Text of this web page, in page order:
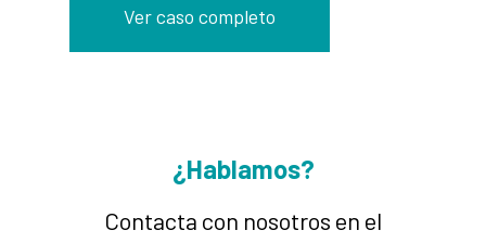
Ver caso completo
¿Hablamos?
Contacta con nosotros en el